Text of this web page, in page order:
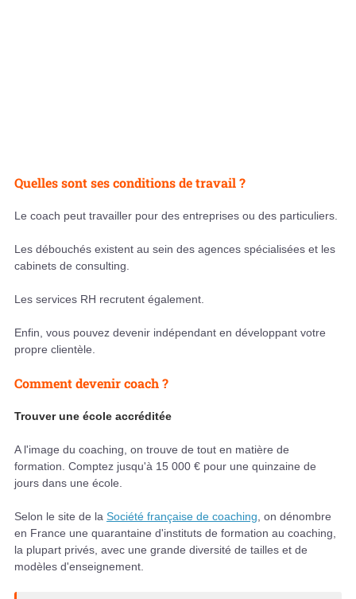
Quelles sont ses conditions de travail ?
Le coach peut travailler pour des entreprises ou des particuliers.
Les débouchés existent au sein des agences spécialisées et les
cabinets de consulting.
Les services RH recrutent également.
Enfin, vous pouvez devenir indépendant en développant votre
propre clientèle.
Comment devenir coach ?
Trouver une école accréditée
A l'image du coaching, on trouve de tout en matière de
formation. Comptez jusqu'à 15 000 € pour une quinzaine de
jours dans une école.
Selon le site de la Société française de coaching , on dénombre
en France une quarantaine d'instituts de formation au coaching,
la plupart privés, avec une grande diversité de tailles et de
modèles d'enseignement.